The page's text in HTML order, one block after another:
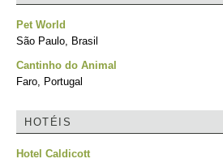
Pet World
São Paulo, Brasil
Cantinho do Animal
Faro, Portugal
HOTÉIS
Hotel Caldicott